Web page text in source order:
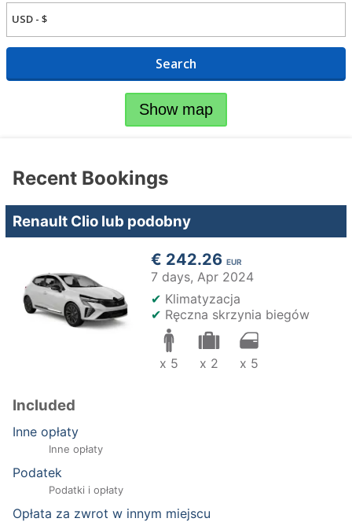
Search
Show map
Recent Bookings
Renault Clio lub podobny
€ 242.26 EUR
7 days, Apr 2024
✔ Klimatyzacja
✔ Ręczna skrzynia biegów
x 5 x 2 x 5
Included
Inne opłaty
Inne opłaty
Podatek
Podatki i opłaty
Opłata za zwrot w innym miejscu